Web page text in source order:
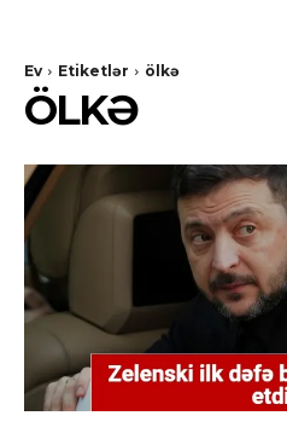
Ev Etiketlər ölkə
ÖLKƏ